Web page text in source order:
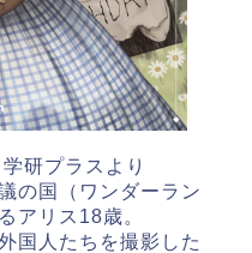
研プラスより
の国（ワンダーラン
アリス18歳。
国人たちを撮影した